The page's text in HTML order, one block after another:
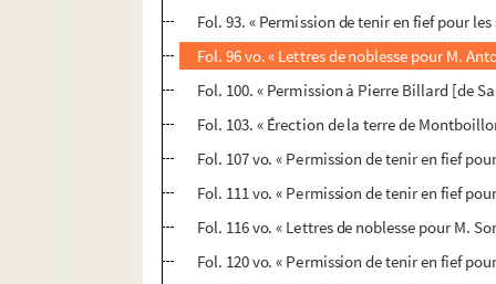
Fol. 93. « Permission de tenir en fief pour
Fol. 96 vo. « Lettres de noblesse pour M.
Fol. 100. « Permission à Pierre Billard [de
Fol. 103. « Érection de la terre de
Fol. 107 vo. « Permission de tenir en fief
Fol. 111 vo. « Permission de tenir en fief
Fol. 116 vo. « Lettres de noblesse pour M.
Fol. 120 vo. « Permission de tenir en fief